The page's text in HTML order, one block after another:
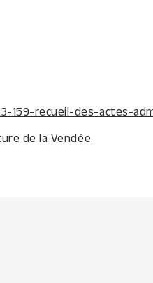
159-recueil-des-actes-
de la Vendée.